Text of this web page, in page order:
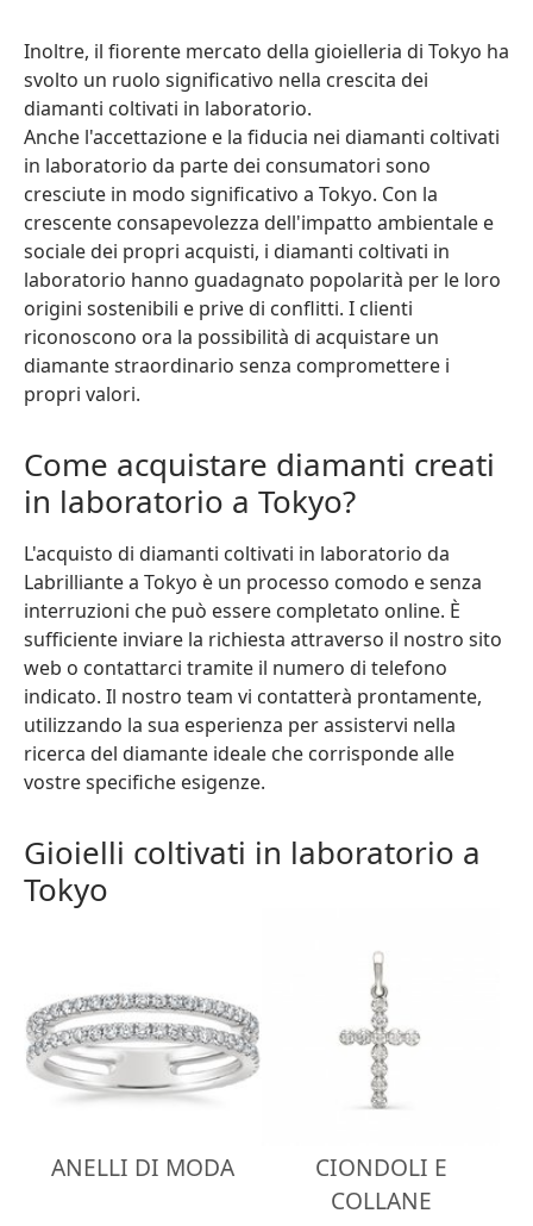
Inoltre, il fiorente mercato della gioielleria di Tokyo ha
svolto un ruolo significativo nella crescita dei
diamanti coltivati in laboratorio.
Anche l'accettazione e la fiducia nei diamanti coltivati
in laboratorio da parte dei consumatori sono
cresciute in modo significativo a Tokyo. Con la
crescente consapevolezza dell'impatto ambientale e
sociale dei propri acquisti, i diamanti coltivati in
laboratorio hanno guadagnato popolarità per le loro
origini sostenibili e prive di conflitti. I clienti
riconoscono ora la possibilità di acquistare un
diamante straordinario senza compromettere i
propri valori.
Come acquistare diamanti creati
in laboratorio a Tokyo?
L'acquisto di diamanti coltivati in laboratorio da
Labrilliante a Tokyo è un processo comodo e senza
interruzioni che può essere completato online. È
sufficiente inviare la richiesta attraverso il nostro sito
web o contattarci tramite il numero di telefono
indicato. Il nostro team vi contatterà prontamente,
utilizzando la sua esperienza per assistervi nella
ricerca del diamante ideale che corrisponde alle
vostre specifiche esigenze.
ANELLI DI MODA
CIONDOLI E
COLLANE
Gioielli coltivati in laboratorio a
Tokyo